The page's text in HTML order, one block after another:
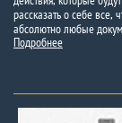
рассказать о себе все,
абсолютно любые
Подробнее